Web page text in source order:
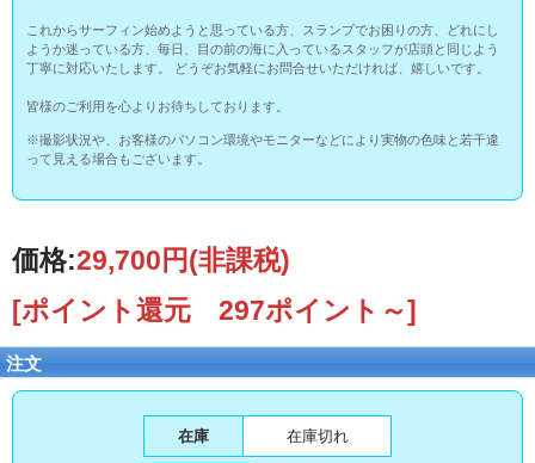
これからサーフィン始めようと思っている方、スランプでお困りの方、どれにし
ようか迷っている方、毎日、目の前の海に入っているスタッフが店頭と同じよう
丁寧に対応いたします。 どうぞお気軽にお問合せいただければ、嬉しいです。
皆様のご利用を心よりお待ちしております。
※撮影状況や、お客様のパソコン環境やモニターなどにより実物の色味と若干違
って見える場合もございます。
価格:29,700円(非課税)
[ポイント還元 297ポイント～]
注文
在庫 在庫切れ